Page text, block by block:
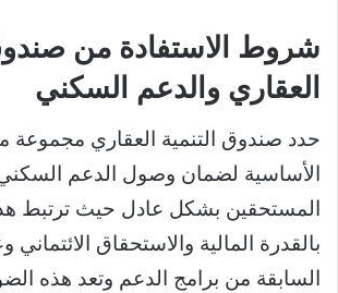
شروط الاستفادة من
العقاري والدعم السكني
حدد صندوق التنمية العقاري
الأساسية لضمان وصول الدعم
المستحقين بشكل عادل حيث ترتبط
بالقدرة المالية والاستحقاق الائتماني
السابقة من برامج الدعم وتعد هذه